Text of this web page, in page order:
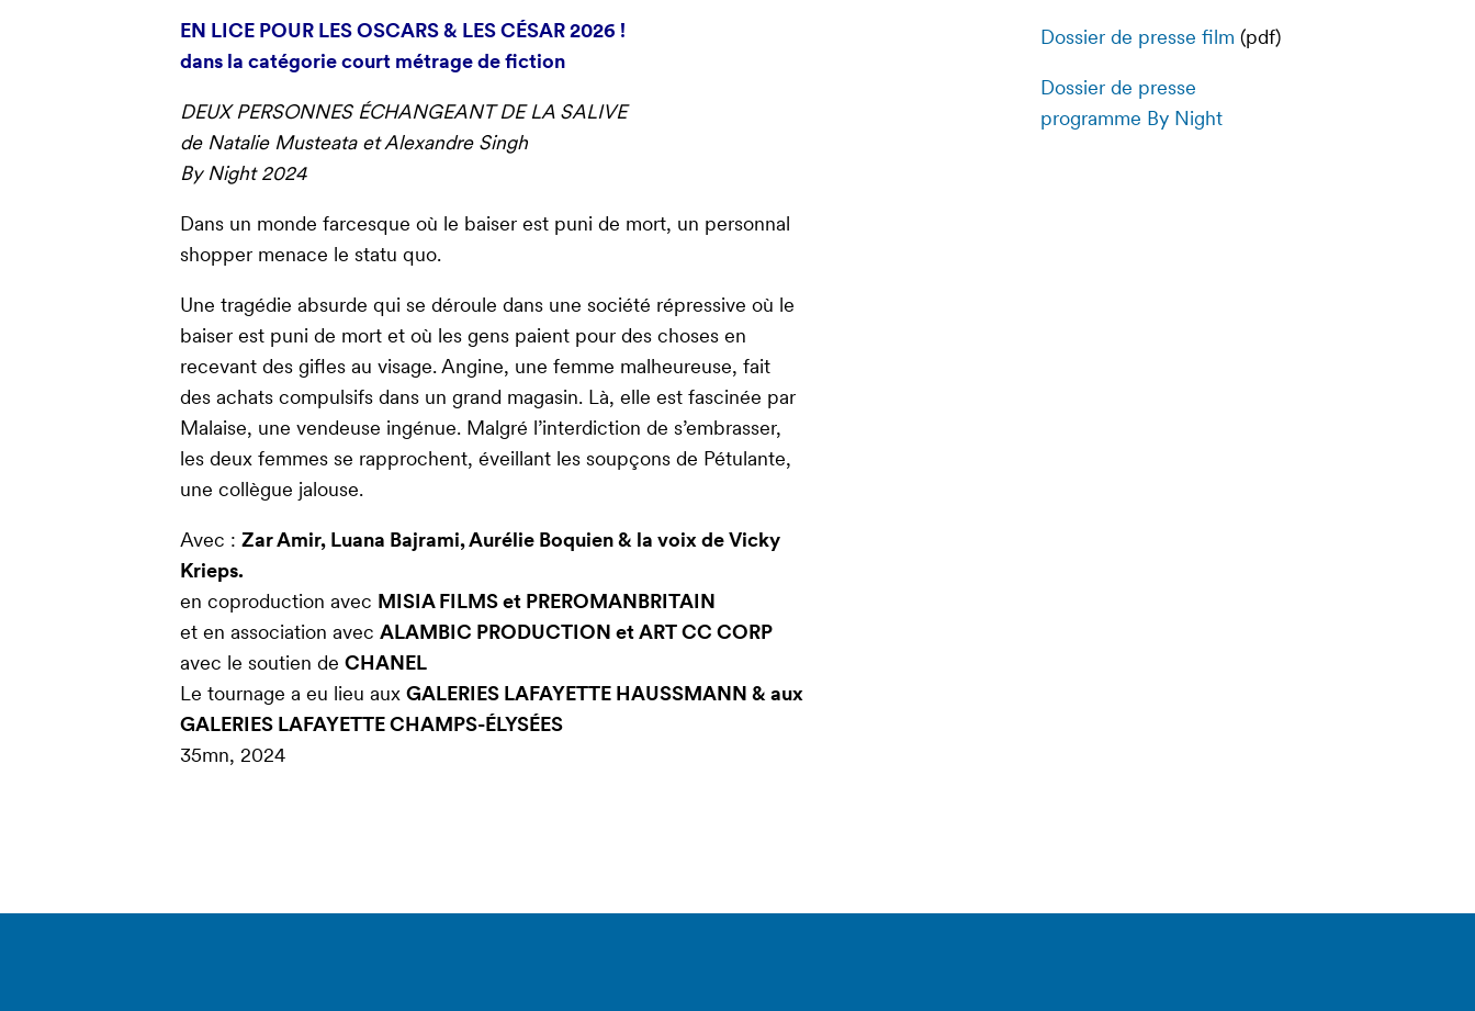
EN LICE POUR LES OSCARS & LES CÉSAR 2026 !
dans la catégorie court métrage de fiction
DEUX PERSONNES ÉCHANGEANT DE LA SALIVE
de Natalie Musteata et Alexandre Singh
By Night 2024
Dans un monde farcesque où le baiser est puni de mort, un personnal
shopper menace le statu quo.
Une tragédie absurde qui se déroule dans une société répressive où le
baiser est puni de mort et où les gens paient pour des choses en
recevant des gifles au visage. Angine, une femme malheureuse, fait
des achats compulsifs dans un grand magasin. Là, elle est fascinée par
Malaise, une vendeuse ingénue. Malgré l’interdiction de s’embrasser,
les deux femmes se rapprochent, éveillant les soupçons de Pétulante,
une collègue jalouse.
Avec : Zar Amir, Luana Bajrami, Aurélie Boquien & la voix de Vicky
Krieps.
en coproduction avec MISIA FILMS et PREROMANBRITAIN
et en association avec ALAMBIC PRODUCTION et ART CC CORP
avec le soutien de CHANEL
Le tournage a eu lieu aux GALERIES LAFAYETTE HAUSSMANN & aux
GALERIES LAFAYETTE CHAMPS-ÉLYSÉES
35mn, 2024
Dossier de presse film (pdf)
Dossier de presse
programme By Night